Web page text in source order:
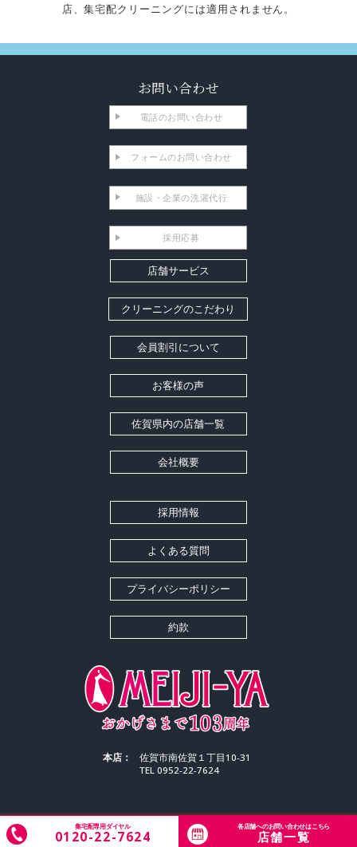
店、集宅配クリーニングには適用されません。
お問い合わせ
電話のお問い合わせ
フォームのお問い合わせ
施設・企業の洗濯代行
採用応募
店舗サービス
クリーニングのこだわり
会員割引について
お客様の声
佐賀県内の店舗一覧
会社概要
採用情報
よくある質問
プライバシーポリシー
約款
本店：
佐賀市南佐賀１丁目10-31
TEL 0952-22-7624
Copyright © 2026 MEIJIYA CLEANING All Rights Reserved.
集宅配専用ダイヤル
0120-22-7624
各店舗へのお問い合わせはこちら
店舗一覧